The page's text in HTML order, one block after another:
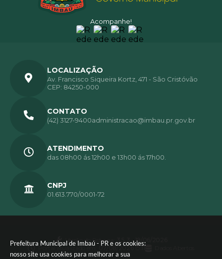
Prefeitura Municipal de Imbaú - PR e os cookies:
nosso site usa cookies para melhorar a sua
Acompanhe!
LOCALIZAÇÃO
Av. Francisco Siqueira Kortz, 471 - São Cristóvão
CEP: 84250-000
CONTATO
(42) 3127-9400administracao@imbau.pr.gov.br
ATENDIMENTO
das 08h00 ás 12h00 e 13h00 ás 17h00.
CNPJ
01.613.770/0001-72
Versão do Sistema:
3.5.3 - 19/06/2026
Portal atualizado em:
07/08/2026 15:11